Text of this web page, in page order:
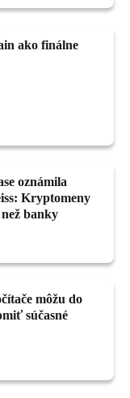
ako finálne
oznámila
Kryptomeny
banky
môžu do
súčasné